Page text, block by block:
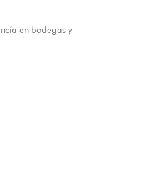
en bodegas y